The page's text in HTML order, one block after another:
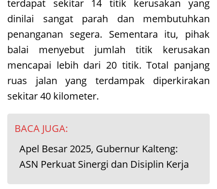
terdapat sekitar 14 titik kerusakan yang
dinilai sangat parah dan membutuhkan
penanganan segera. Sementara itu, pihak
balai menyebut jumlah titik kerusakan
mencapai lebih dari 20 titik. Total panjang
ruas jalan yang terdampak diperkirakan
sekitar 40 kilometer.
BACA JUGA:
Apel Besar 2025, Gubernur Kalteng:
ASN Perkuat Sinergi dan Disiplin Kerja